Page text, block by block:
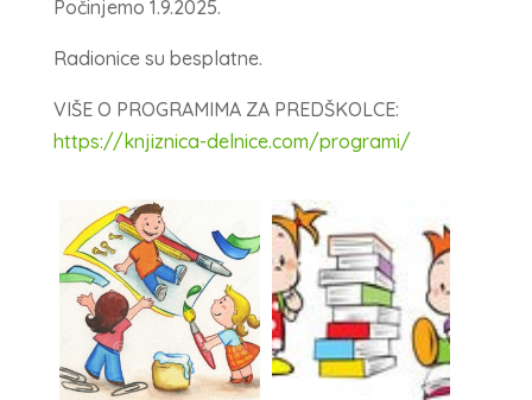
Počinjemo 1.9.2025.
Radionice su besplatne.
VIŠE O PROGRAMIMA ZA PREDŠKOLCE:
https://knjiznica-delnice.com/programi/